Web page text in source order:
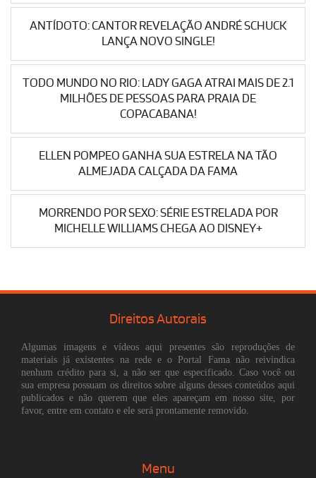
ANTÍDOTO: CANTOR REVELAÇÃO ANDRÉ SCHUCK
LANÇA NOVO SINGLE!
TODO MUNDO NO RIO: LADY GAGA ATRAI MAIS DE 2.1
MILHÕES DE PESSOAS PARA PRAIA DE
COPACABANA!
ELLEN POMPEO GANHA SUA ESTRELA NA TÃO
ALMEJADA CALÇADA DA FAMA
MORRENDO POR SEXO: SÉRIE ESTRELADA POR
MICHELLE WILLIAMS CHEGA AO DISNEY+
Direitos Autorais
Algumas imagens e vídeos aqui presentes são reproduções de
materiais já existentes na rede e o Portal Fama não reivindica
nenhum crédito para si, a não ser que especificado. Caso você ou
sua empresa possuam os direitos sobre alguns desses conteúdos aqui
publicados e não querem que eles apareçam em nosso site, por
favor, entre em contato e ele será prontamente removido.
Menu